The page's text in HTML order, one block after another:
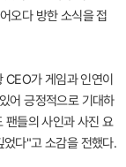
오다 방한 소식을 접
CEO가 게임과 인연이
어 긍정적으로 기대하
팬들의 사인과 사진 요
다"고 소감을 전했다.